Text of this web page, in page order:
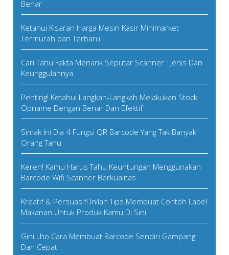
Benar
Ketahui Kisaran Harga Mesin Kasir Minimarket
Termurah dan Terbaru
Cari Tahu Fakta Menarik Seputar Scanner : Jenis Dan
Keunggulannya
Penting! Ketahui Langkah-Langkah Melakukan Stock
Opname Dengan Benar Dan Efektif
Simak Ini Dia 4 Fungsi QR Barcode Yang Tak Banyak
Orang Tahu
Keren! Kamu Harus Tahu Keuntungan Menggunakan
Barcode Wifi Scanner Berkualitas
Kreatif & Persuasif! Inilah Tips Membuat Contoh Label
Makanan Untuk Produk Kamu Di Sini
Gini Lho Cara Membuat Barcode Sendiri Gampang
Dan Cepat